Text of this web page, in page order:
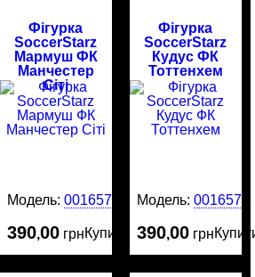
Фігурка
SoccerStarz
Мармуш ФК
Манчестер
Сіті
Модель:0016577
390,00 грнКупити
Фігурка
SoccerStarz
Кудус ФК
Тоттенхем
Модель: 0016576
390,00 грн